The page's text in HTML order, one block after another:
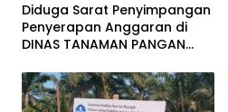
Diduga Sarat Penyimpangan
Penyerapan Anggaran di
DINAS TANAMAN PANGAN
PERKEBUNAN PROVINSI
BENGKULU Tahun Anggaran